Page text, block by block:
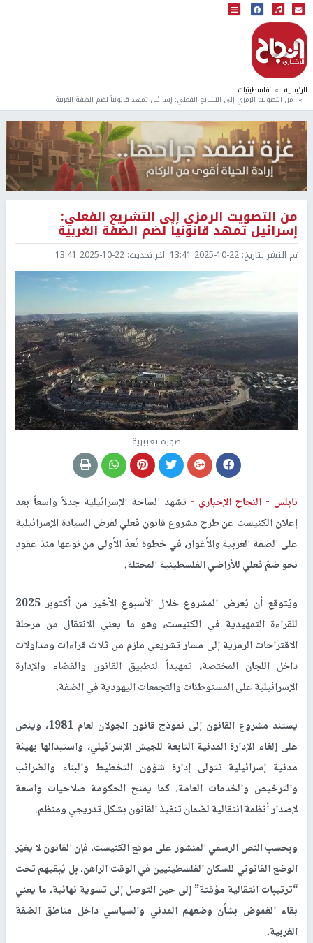
البث المباشر
إذاعة النجاح
الرئيسية فلسطينيات
من التصويت الرمزي إلى التشريع الفعلي: إسرائيل تمهد قانونياً لضم الضفة الغربية
من التصويت الرمزي إلى التشريع الفعلي:
إسرائيل تمهد قانونياً لضم الضفة الغربية
تم النشر بتاريخ: 2025-10-22 13:41 اخر تحديث: 2025-10-22 13:41
صورة تعبيرية
نابلس - النجاح الإخباري - تشهد الساحة الإسرائيلية جدلاً واسعاً بعد
إعلان الكنيست عن طرح مشروع قانون فعلي لفرض السيادة الإسرائيلية
على الضفة الغربية والأغوار، في خطوة تُعدّ الأولى من نوعها منذ عقود
نحو ضمّ فعلي للأراضي الفلسطينية المحتلة.
ويُتوقع أن يُعرض المشروع خلال الأسبوع الأخير من أكتوبر 2025
للقراءة التمهيدية في الكنيست، وهو ما يعني الانتقال من مرحلة
الاقتراحات الرمزية إلى مسار تشريعي ملزم من ثلاث قراءات ومداولات
داخل اللجان المختصة، تمهيداً لتطبيق القانون والقضاء والإدارة
الإسرائيلية على المستوطنات والتجمعات اليهودية في الضفة.
يستند مشروع القانون إلى نموذج قانون الجولان لعام 1981، وينص
على إلغاء الإدارة المدنية التابعة للجيش الإسرائيلي، واستبدالها بهيئة
مدنية إسرائيلية تتولى إدارة شؤون التخطيط والبناء والضرائب
والترخيص والخدمات العامة. كما يمنح الحكومة صلاحيات واسعة
لإصدار أنظمة انتقالية لضمان تنفيذ القانون بشكل تدريجي ومنظم.
وبحسب النص الرسمي المنشور على موقع الكنيست، فإن القانون لا يغيّر
الوضع القانوني للسكان الفلسطينيين في الوقت الراهن، بل يُبقيهم تحت
“ترتيبات انتقالية مؤقتة” إلى حين التوصل إلى تسوية نهائية، ما يعني
بقاء الغموض بشأن وضعهم المدني والسياسي داخل مناطق الضفة
الغربية.